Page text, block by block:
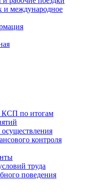
и международное
КСП по итогам
контроля
труда
поведения